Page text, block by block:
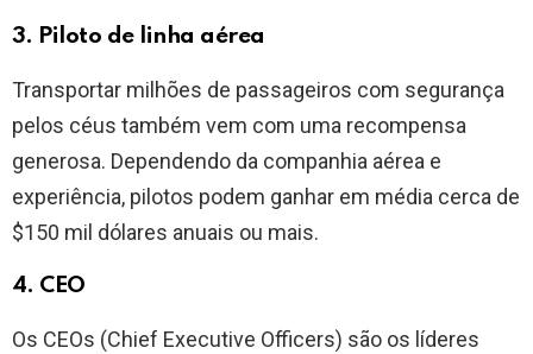
3. Piloto de linha aérea
Transportar milhões de passageiros com segurança
pelos céus também vem com uma recompensa
generosa. Dependendo da companhia aérea e
experiência, pilotos podem ganhar em média cerca de
$150 mil dólares anuais ou mais.
4. CEO
Os CEOs (Chief Executive Officers) são os líderes